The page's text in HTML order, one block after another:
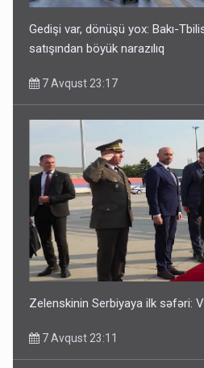
Gedişi var, dönüşü yox: Bakı-
satışından böyük narazılıq
7 Avqust 23:17
Zelenskinin Serbiyaya ilk səfəri:
7 Avqust 23:11